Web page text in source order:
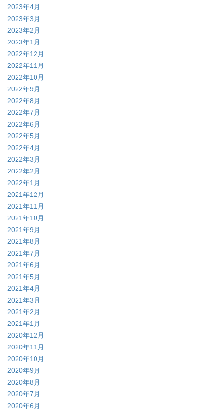
2023年4月
2023年3月
2023年2月
2023年1月
2022年12月
2022年11月
2022年10月
2022年9月
2022年8月
2022年7月
2022年6月
2022年5月
2022年4月
2022年3月
2022年2月
2022年1月
2021年12月
2021年11月
2021年10月
2021年9月
2021年8月
2021年7月
2021年6月
2021年5月
2021年4月
2021年3月
2021年2月
2021年1月
2020年12月
2020年11月
2020年10月
2020年9月
2020年8月
2020年7月
2020年6月